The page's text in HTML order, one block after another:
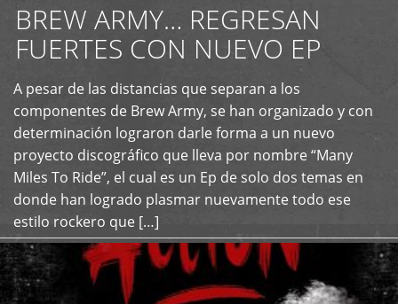
BREW ARMY… REGRESAN
FUERTES CON NUEVO EP
A pesar de las distancias que separan a los
componentes de Brew Army, se han organizado y con
determinación lograron darle forma a un nuevo
proyecto discográfico que lleva por nombre “Many
Miles To Ride”, el cual es un Ep de solo dos temas en
donde han logrado plasmar nuevamente todo ese
estilo rockero que […]
+